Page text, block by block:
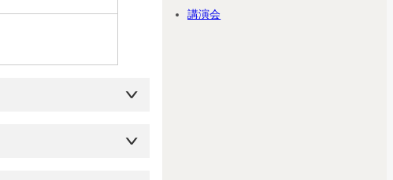
講演会